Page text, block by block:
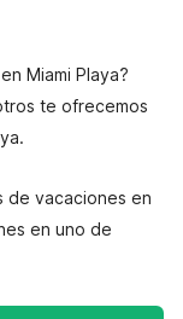
Miami Playa?
te ofrecemos
de vacaciones en
en uno de